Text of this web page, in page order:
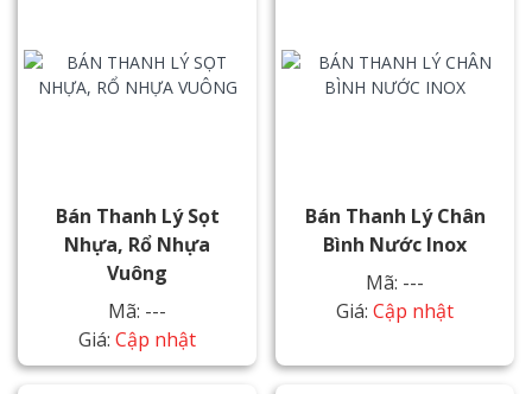
Bán Thanh Lý Sọt
Nhựa, Rổ Nhựa
Vuông
Mã: ---
Giá: Cập nhật
Bán Thanh Lý Chân
Bình Nước Inox
Mã: ---
Giá: Cập nhật